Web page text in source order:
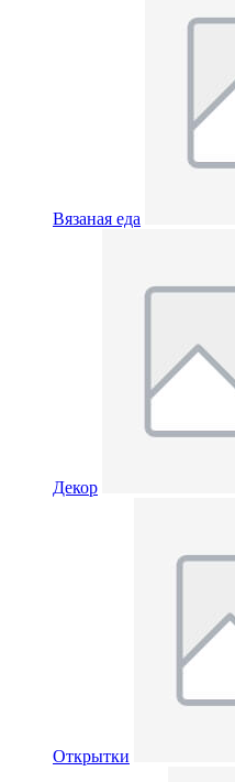
Вязаная еда
Декор
Открытки